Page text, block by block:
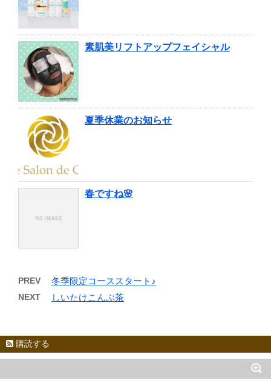
素肌美リフトアップフェイシャル
夏季休業のお知らせ
春ですね🌸
PREV 冬季限定コーススタート♪
NEXT しいたけこんぶ茶
購読する